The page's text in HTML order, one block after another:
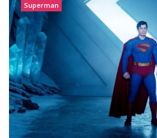
Superman